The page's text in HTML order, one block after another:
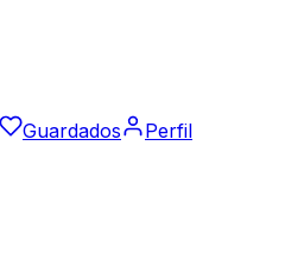
Guardados
Perfil